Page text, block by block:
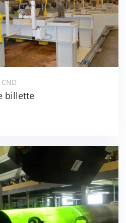
billette